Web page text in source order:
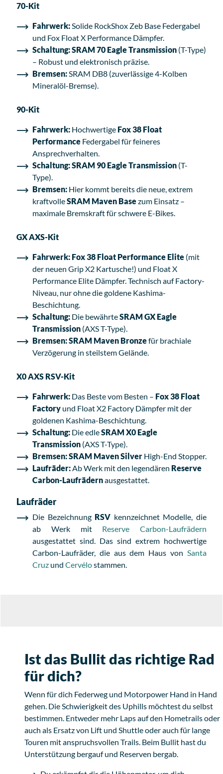
70-Kit
Fahrwerk:Solide RockShox Zeb Base Federgabel
und Fox Float X Performance Dämpfer.
Schaltung:SRAM 70 Eagle Transmission (T-Type)
– Robust und elektronisch präzise.
Bremsen:SRAM DB8 (zuverlässige 4-Kolben
Mineralöl-Bremse).
90-Kit
Fahrwerk: Hochwertige Fox 38 Float
Performance Federgabel für feineres
Ansprechverhalten.
Schaltung:SRAM 90 Eagle Transmission (T-
Type).
Bremsen: Hier kommt bereits die neue, extrem
kraftvolleSRAM Maven Basezum Einsatz –
maximale Bremskraft für schwere E-Bikes.
GX AXS-Kit
Fahrwerk: Fox 38 Float Performance Elite (mit
der neuen Grip X2 Kartusche!) und Float X
Performance Elite Dämpfer. Technisch auf Factory-
Niveau, nur ohne die goldene Kashima-
Beschichtung.
Schaltung: Die bewährteSRAM GX Eagle
Transmission (AXS T-Type).
Bremsen:SRAM Maven Bronzefür brachiale
Verzögerung in steilstem Gelände.
X0 AXS RSV-Kit
Fahrwerk: Das Beste vom Besten – Fox 38 Float
Factory und Float X2 Factory Dämpfer mit der
goldenen Kashima-Beschichtung.
Schaltung: Die edleSRAM X0 Eagle
Transmission (AXS T-Type).
Bremsen:SRAM Maven Silver High-End Stopper.
Laufräder:Ab Werk mit den legendären Reserve
Carbon-Laufrädernausgestattet.
Laufräder
Die Bezeichnung RSV kennzeichnet Modelle, die
ab Werk mit Reserve Carbon-Laufrädern
ausgestattet sind. Das sind extrem hochwertige
Carbon-Laufräder, die aus dem Haus von Santa
Cruz und Cervélostammen.
Ist das Bullit das richtige Rad
für dich?
Wenn für dich Federweg und Motorpower Hand in Hand
gehen. Die Schwierigkeit des Uphills möchtest du selbst
bestimmen. Entweder mehr Laps auf den Hometrails oder
auch als Ersatz von Lift und Shuttle oder auch für lange
Touren mit anspruchsvollen Trails. Beim Bullit hast du
Unterstützung bergauf und Reserven bergab.